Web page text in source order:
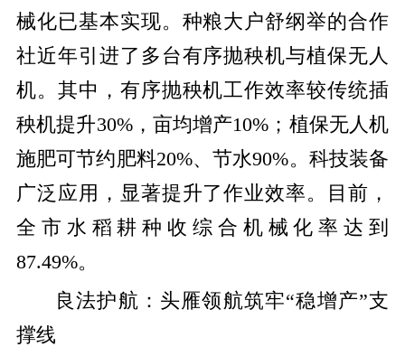
械化已基本实现。种粮大户舒纲举的合作
社近年引进了多台有序抛秧机与植保无人
机。其中，有序抛秧机工作效率较传统插
秧机提升30%，亩均增产10% ；植保无人机
施肥可节约肥料20%、节水90%。科技装备
广泛应用，显著提升了作业效率。目前，
全市水稻耕种收综合机械化率达到
87.49%。
良法护航：头雁领航筑牢“稳增产”支
撑线